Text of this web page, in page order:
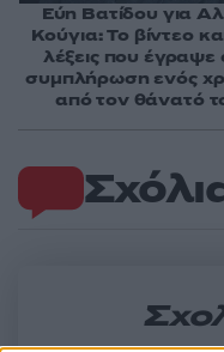
Εύη Βατίδου για
Κούγια: Το βίντεο
λέξεις που έγραψε
συμπλήρωση ενός
από τον θάνατό